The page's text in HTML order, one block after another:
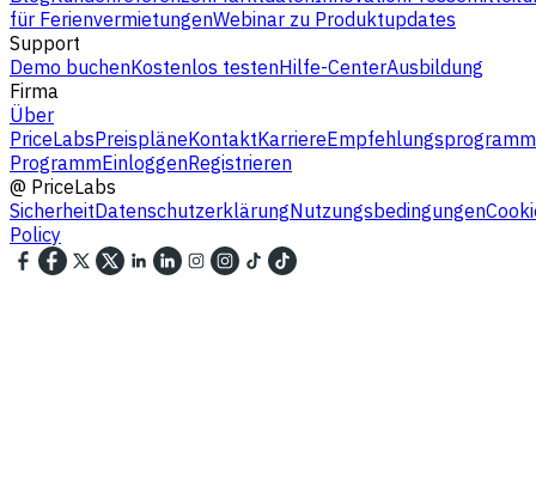
für FerienvermietungenWebinar zu Produktupdates
Support
Demo buchenKostenlos testenHilfe-CenterAusbildung
Firma
Über
PriceLabsPreispläneKontaktKarriereEmpfehlungsprogramm
ProgrammEinloggenRegistrieren
@ PriceLabs
SicherheitDatenschutzerklärungNutzungsbedingungen
Policy